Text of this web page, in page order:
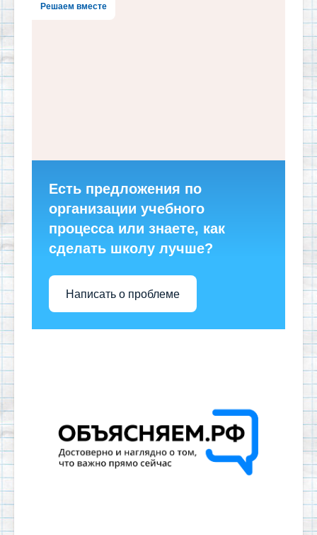
Решаем вместе
Есть предложения по
организации учебного
процесса или знаете, как
сделать школу лучше?
Написать о проблеме